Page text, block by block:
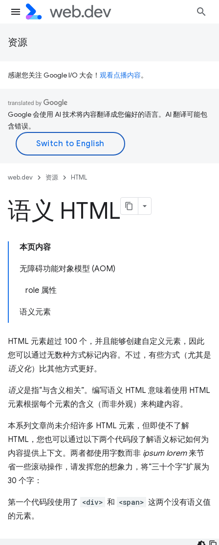
资源
感谢您关注 Google I/O 大会！ 观看点播内容。
Google 会使用 AI 技术将内容翻译成您偏好的语言。AI 翻译可能包
含错误。
web.dev 资源 HTML
语义 HTML
本页内容
无障碍功能对象模型 (AOM)
role 属性
语义元素
HTML 元素超过 100 个，并且能够创建自定义元素，因此
您可以通过无数种方式标记内容。不过，有些方式（尤其是
语义化）比其他方式更好。
语义是指“与含义相关”。编写语义 HTML 意味着使用 HTML
元素根据每个元素的含义（而非外观）来构建内容。
本系列文章尚未介绍许多 HTML 元素，但即使不了解
HTML，您也可以通过以下两个代码段了解语义标记如何为
内容提供上下文。两者都使用字数而非 ipsum lorem来节
省一些滚动操作，请发挥您的想象力，将“三十个字”扩展为
30 个字：
第一个代码段使用了 <div> 和 <span> 这两个没有语义值
的元素。